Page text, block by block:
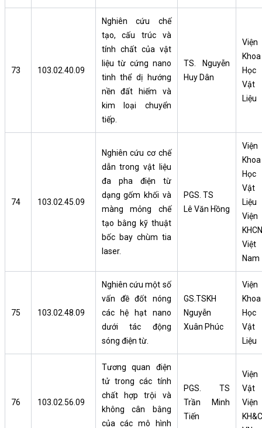
73 103.02.40.09
Nghiên cứu chế
tạo, cấu trúc và
tính chất của vật
liệu từ cứng nano
tinh thể dị hướng
nền đất hiếm và
kim loại chuyển
tiếp.
TS. Nguyễn
Huy Dân
Viện
Khoa
Học
Vật
Liệu
74 103.02.45.09
Nghiên cứu cơ chế
dẫn trong vật liệu
đa pha điện từ
dạng gốm khối và
màng mỏng chế
tạo bằng kỹ thuật
bốc bay chùm tia
laser.
PGS. TS
Lê Văn Hồng
Viện
Khoa
Học
Vật
Viện
KHCN
Việt
Nam
75 103.02.48.09
Nghiên cứu một số
vấn đề đốt nóng
các hệ hạt nano
dưới tác động
sóng điện từ.
GS.TSKH
Nguyễn
Xuân Phúc
Viện
Khoa
Học
Vật
Liệu
76 103.02.56.09
Tương quan điện
tử trong các tính
chất hợp trội và
không cân bằng
của các mô hình
PGS. TS
Trần Minh
Tiến
Viện
Vật
Viện